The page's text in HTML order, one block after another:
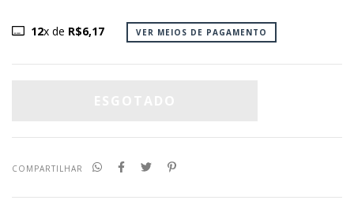
12x de R$6,17 VER MEIOS DE PAGAMENTO
COMPARTILHAR